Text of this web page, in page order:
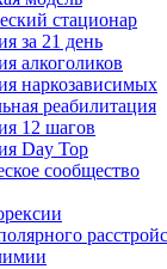
стационар
за 21 день
алкоголиков
наркозависимых
реабилитация
12 шагов
Day Top
сообщество